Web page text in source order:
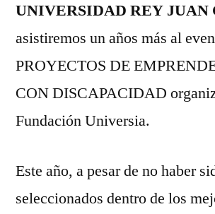
UNIVERSIDAD REY JUAN
asistiremos un años más al
PROYECTOS DE
CON DISCAPACIDAD
Fundación Universia.
Este año, a pesar de no haber
seleccionados dentro de los